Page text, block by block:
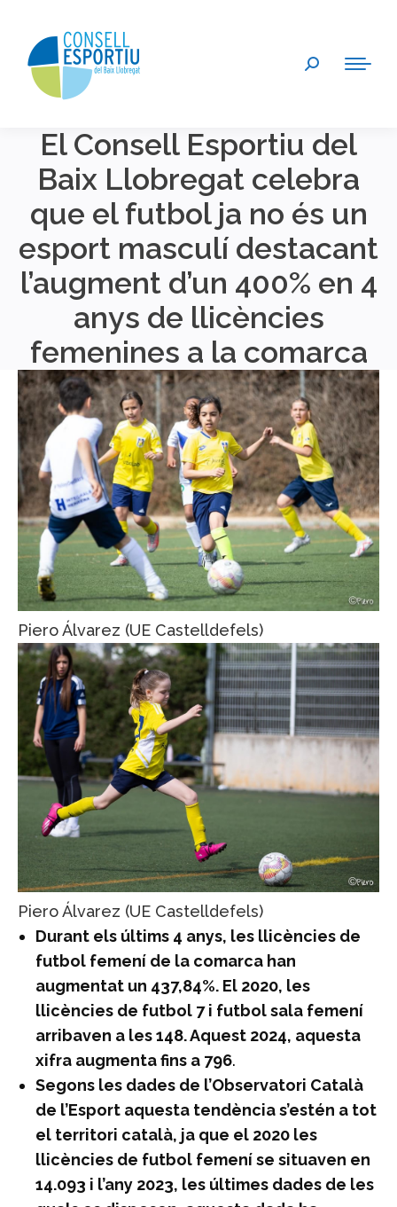
Search:
El Consell Esportiu del
Baix Llobregat celebra
que el futbol ja no és un
esport masculí destacant
l’augment d’un 400% en 4
anys de llicències
femenines a la comarca
You are here:
Piero Álvarez (UE Castelldefels)
Piero Álvarez (UE Castelldefels)
Durant els últims 4 anys, les llicències de
futbol femení de la comarca han
augmentat un 437,84%. El 2020, les
llicències de futbol 7 i futbol sala femení
arribaven a les 148. Aquest 2024, aquesta
xifra augmenta fins a 796.
Segons les dades de l’Observatori Català
de l’Esport aquesta tendència s’estén a tot
el territori català, ja que el 2020 les
llicències de futbol femení se situaven en
14.093 i l’any 2023, les últimes dades de les